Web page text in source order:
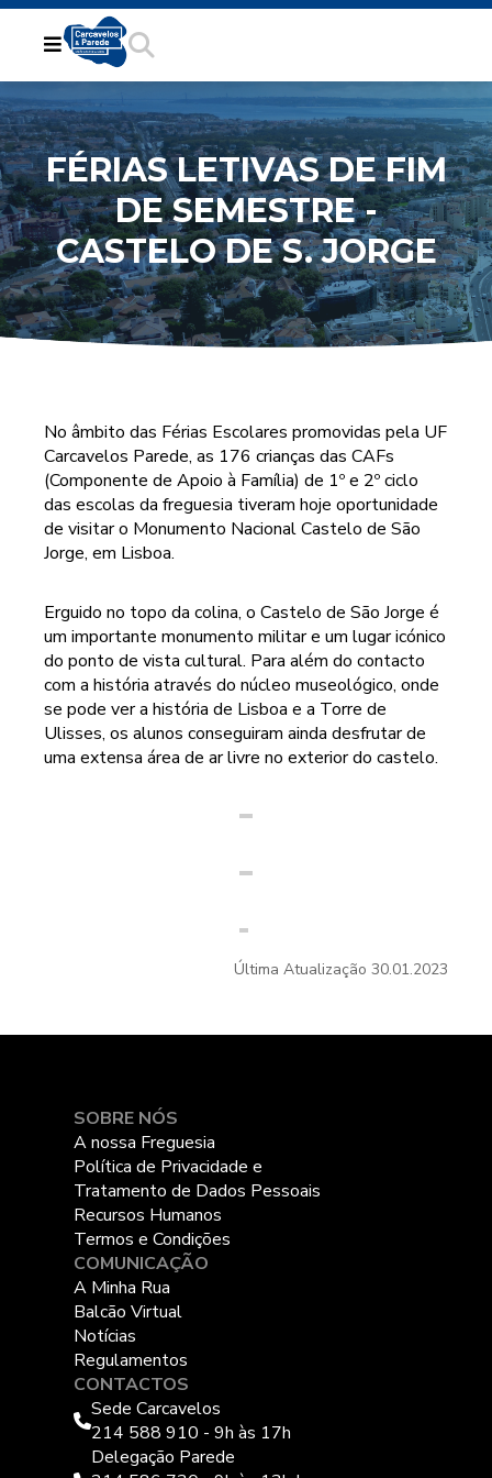
FÉRIAS LETIVAS DE FIM
DE SEMESTRE -
CASTELO DE S. JORGE
No âmbito das Férias Escolares promovidas pela UF
Carcavelos Parede, as 176 crianças das CAFs
(Componente de Apoio à Família) de 1º e 2º ciclo
das escolas da freguesia tiveram hoje oportunidade
de visitar o Monumento Nacional Castelo de São
Jorge, em Lisboa.
Erguido no topo da colina, o Castelo de São Jorge é
um importante monumento militar e um lugar icónico
do ponto de vista cultural. Para além do contacto
com a história através do núcleo museológico, onde
se pode ver a história de Lisboa e a Torre de
Ulisses, os alunos conseguiram ainda desfrutar de
uma extensa área de ar livre no exterior do castelo.
Última Atualização 30.01.2023
SOBRE NÓS
A nossa Freguesia
Política de Privacidade e
Tratamento de Dados Pessoais
Recursos Humanos
Termos e Condições
COMUNICAÇÃO
A Minha Rua
Balcão Virtual
Notícias
Regulamentos
CONTACTOS
Sede Carcavelos
214 588 910 - 9h às 17h
Delegação Parede